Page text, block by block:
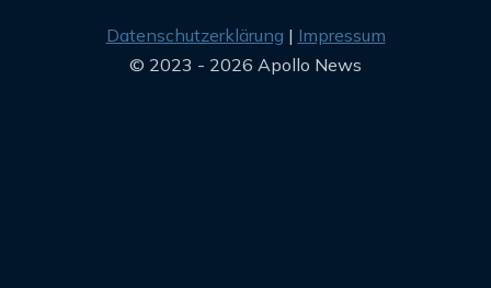
Datenschutzerklärung
Impressum
© 2023 - 2026 Apollo News